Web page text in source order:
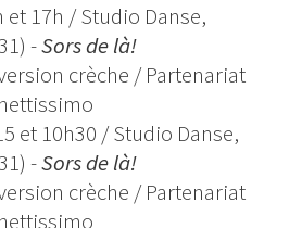
et 17h / Studio Danse,
-Sors de là!
crèche / Partenariat
et 10h30 / Studio Danse,
-Sors de là!
crèche / Partenariat